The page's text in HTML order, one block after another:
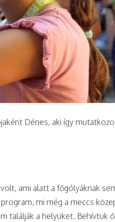
Dénes, aki így
ami alatt a főgólyáknak
mi még a meccs
találják a helyüket. Behívtuk